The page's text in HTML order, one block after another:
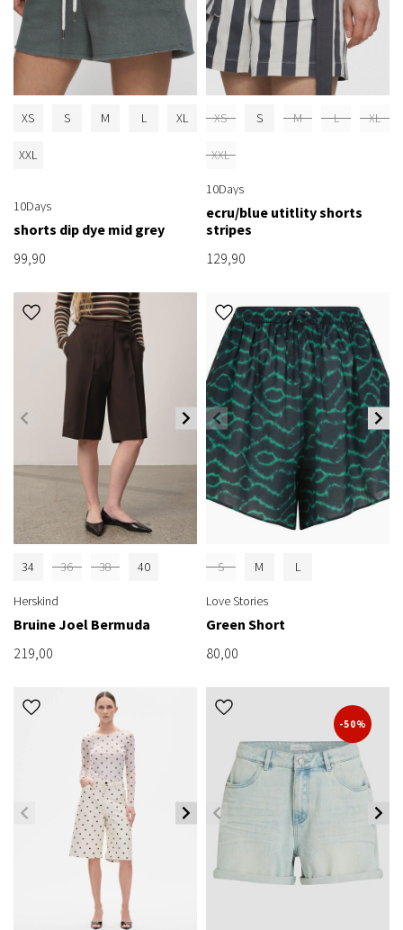
XS S M L XL
XXL
10Days
shorts dip dye mid grey
99,90
XS S M L XL
XXL
10Days
ecru/blue utitlity shorts
stripes
129,90
34 36 38 40
Herskind
Bruine Joel Bermuda
219,00
S M L
Love Stories
Green Short
80,00
-50%